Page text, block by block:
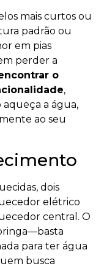
mais curtos ou
padrão ou
em pias
perder a
o
,
a água,
ao seu
dois
elétrico
central. O
para ter água
busca